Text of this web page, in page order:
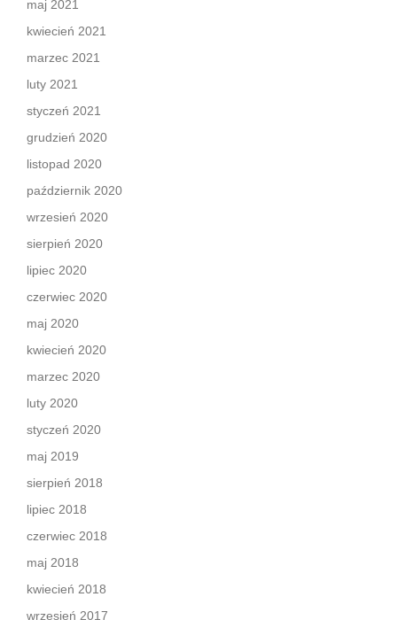
maj 2021
kwiecień 2021
marzec 2021
luty 2021
styczeń 2021
grudzień 2020
listopad 2020
październik 2020
wrzesień 2020
sierpień 2020
lipiec 2020
czerwiec 2020
maj 2020
kwiecień 2020
marzec 2020
luty 2020
styczeń 2020
maj 2019
sierpień 2018
lipiec 2018
czerwiec 2018
maj 2018
kwiecień 2018
wrzesień 2017